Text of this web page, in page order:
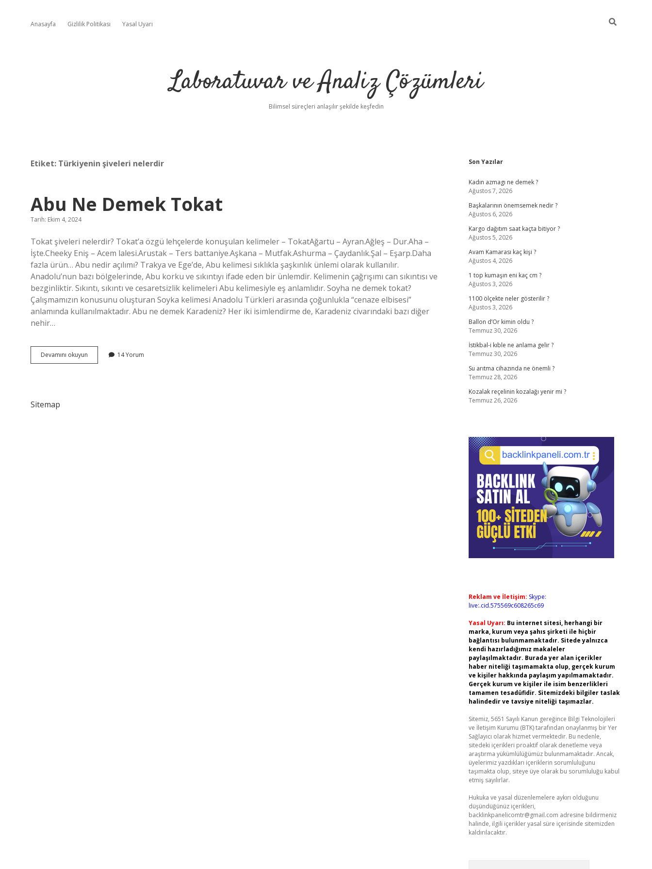
Anasayfa Gizlilik Politikası Yasal Uyarı
Laboratuvar ve Analiz Çözümleri
Bilimsel süreçleri anlaşılır şekilde keşfedin
Etiket: Türkiyenin şiveleri nelerdir
Abu Ne Demek Tokat
Tarih: Ekim 4, 2024
Tokat şiveleri nelerdir? Tokat’a özgü lehçelerde konuşulan kelimeler – TokatAğartu – Ayran.Ağleş – Dur.Aha –
İşte.Cheeky Eniş – Acem lalesi.Arustak – Ters battaniye.Aşkana – Mutfak.Ashurma – Çaydanlık.Şal – Eşarp.Daha
fazla ürün… Abu nedir açılımı? Trakya ve Ege’de, Abu kelimesi sıklıkla şaşkınlık ünlemi olarak kullanılır.
Anadolu’nun bazı bölgelerinde, Abu korku ve sıkıntıyı ifade eden bir ünlemdir. Kelimenin çağrışımı can sıkıntısı ve
bezginliktir. Sıkıntı, sıkıntı ve cesaretsizlik kelimeleri Abu kelimesiyle eş anlamlıdır. Soyha ne demek tokat?
Çalışmamızın konusunu oluşturan Soyka kelimesi Anadolu Türkleri arasında çoğunlukla “cenaze elbisesi”
anlamında kullanılmaktadır. Abu ne demek Karadeniz? Her iki isimlendirme de, Karadeniz civarındaki bazı diğer
nehir…
Devamını okuyun
Ne
14 Yorum
Sitemap
Sidebar
Son Yazılar
Kadın azmagı ne demek ?
Ağustos 7, 2026
Başkalarının önemsemek nedir ?
Ağustos 6, 2026
Kargo dağıtım saat kaçta bitiyor ?
Ağustos 5, 2026
Avam Kamarası kaç kişi ?
Ağustos 4, 2026
1 top kumaşın eni kaç cm ?
Ağustos 3, 2026
1100 ölçekte neler gösterilir ?
Ağustos 3, 2026
Ballon d’Or kimin oldu ?
Temmuz 30, 2026
İstikbal-i kıble ne anlama gelir ?
Temmuz 30, 2026
Su arıtma cihazında ne önemli ?
Temmuz 28, 2026
Kozalak reçelinin kozalağı yenir mi ?
Temmuz 26, 2026
Reklam ve İletişim: Skype:
live:.cid.575569c608265c69
Yasal Uyarı: Bu internet sitesi, herhangi bir
marka, kurum veya şahıs şirketi ile hiçbir
bağlantısı bulunmamaktadır. Sitede yalnızca
kendi hazırladığımız makaleler
paylaşılmaktadır. Burada yer alan içerikler
haber niteliği taşımamakta olup, gerçek kurum
ve kişiler hakkında paylaşım yapılmamaktadır.
Gerçek kurum ve kişiler ile isim benzerlikleri
tamamen tesadüfidir. Sitemizdeki bilgiler taslak
halindedir ve tavsiye niteliği taşımazlar.
Sitemiz, 5651 Sayılı Kanun gereğince Bilgi Teknolojileri
ve İletişim Kurumu (BTK) tarafından onaylanmış bir Yer
Sağlayıcı olarak hizmet vermektedir. Bu nedenle,
sitedeki içerikleri proaktif olarak denetleme veya
araştırma yükümlülüğümüz bulunmamaktadır. Ancak,
üyelerimiz yazdıkları içeriklerin sorumluluğunu
taşımakta olup, siteye üye olarak bu sorumluluğu kabul
etmiş sayılırlar.
Hukuka ve yasal düzenlemelere aykırı olduğunu
düşündüğünüz içerikleri,
backlinkpanelicomtr@gmail.com adresine bildirmeniz
halinde, ilgili içerikler yasal süre içerisinde sitemizden
kaldırılacaktır.